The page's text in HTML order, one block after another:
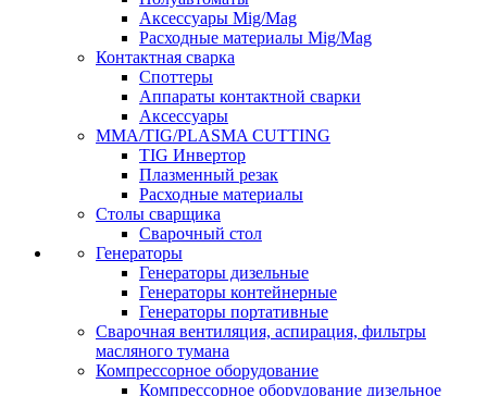
Аксессуары Mig/Mag
Расходные материалы Mig/Mag
Контактная сварка
Споттеры
Аппараты контактной сварки
Аксессуары
MMA/TIG/PLASMA CUTTING
TIG Инвертор
Плазменный резак
Расходные материалы
Столы сварщика
Сварочный стол
Генераторы
Генераторы дизельные
Генераторы контейнерные
Генераторы портативные
Сварочная вентиляция, аспирация, фильтры
масляного тумана
Компрессорное оборудование
Компрессорное оборудование дизельное